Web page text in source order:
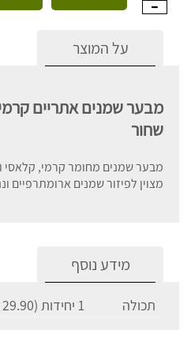
על המוצר
מבער שמנים אתריים
שחור
מבער שמנים מחומר קרמי, קלאסי
מצוין לפיזור שמנים ארומתרפיים
מידע נוסף
תכולה 1 יחידות (29.90 ₪ ליחידה)